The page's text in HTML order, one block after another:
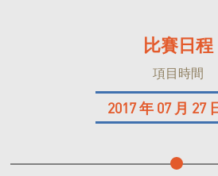
比賽日程
項目時間
2017 年 07 月 27